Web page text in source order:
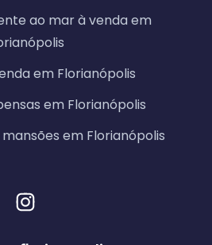
ao mar à venda em
em Florianópolis
em Florianópolis
em Florianópolis